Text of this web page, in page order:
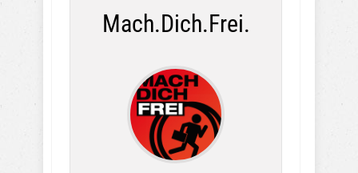
Mach.Dich.Frei.